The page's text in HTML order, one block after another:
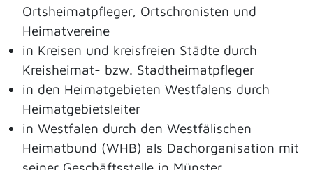
Ortsheimatpfleger, Ortschronisten und
Heimatvereine
in Kreisen und kreisfreien Städte durch
Kreisheimat- bzw. Stadtheimatpfleger
in den Heimatgebieten Westfalens durch
Heimatgebietsleiter
in Westfalen durch den Westfälischen
Heimatbund (WHB) als Dachorganisation mit